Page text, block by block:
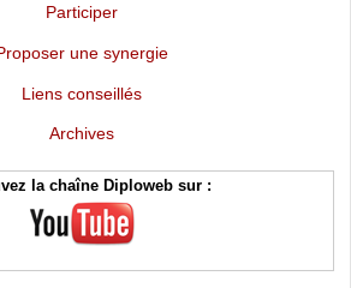
Participer
une synergie
Liens conseillés
Archives
la chaîne Diploweb sur :